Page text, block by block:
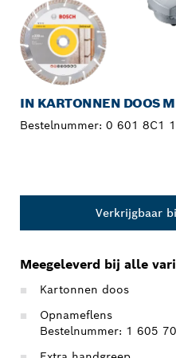
IN KARTONNEN DOOS
Bestelnummer: 0 601 8C1
Verkrijgbaar
Meegeleverd bij alle
Kartonnen doos
Opnameflens
Bestelnummer: 1 605